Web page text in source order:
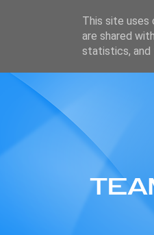
This site uses
are shared
statistics, and